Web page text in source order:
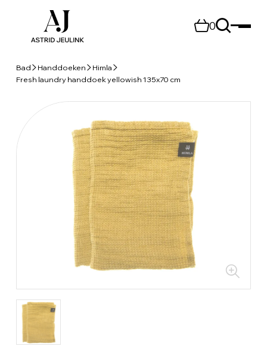
0
Bad Handdoeken
Himla
Fresh laundry handdoek yellowish 135x70 cm